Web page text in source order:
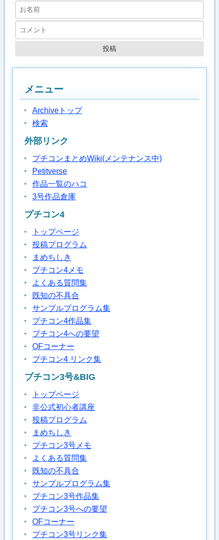
メニュー
Archiveトップ
検索
外部リンク
プチコンまとめWiki(メンテナンス中)
Petitverse
作品一覧のハコ
3号作品倉庫
プチコン4
トップページ
投稿プログラム
まめちしき
プチコン4メモ
よくある質問集
既知の不具合
サンプルプログラム集
プチコン4作品集
プチコン4への要望
OFコーナー
プチコン4 リンク集
プチコン3号&BIG
トップページ
非公式初心者講座
投稿プログラム
まめちしき
プチコン3号メモ
よくある質問集
既知の不具合
サンプルプログラム集
プチコン3号作品集
プチコン3号への要望
OFコーナー
プチコン3号リンク集